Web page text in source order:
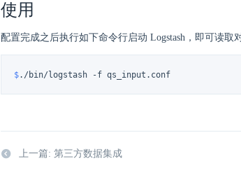
使用
配置完成之后执行如下命令行启动 Logstash，即可读取
$./bin/logstash -f qs_input.conf
上一篇: 第三方数据集成